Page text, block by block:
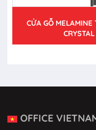
CỬA GỖ
OFFICE